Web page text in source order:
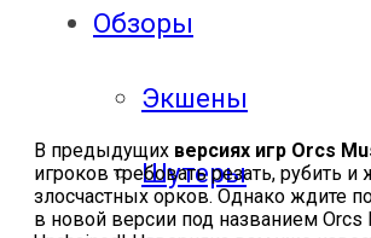
Обзоры
Экшены
Шутеры
В предыдущих версиях игр Orcs
игроков требовать резать, рубить и
злосчастных орков. Однако ждите
в новой версии под названием Orcs